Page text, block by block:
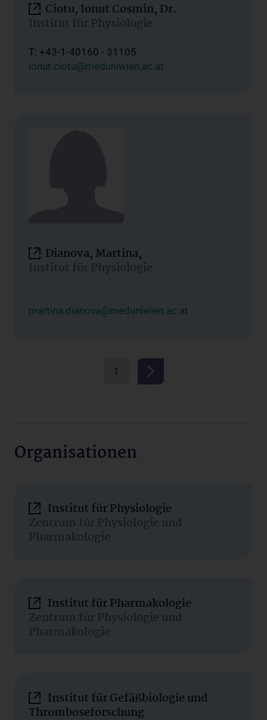
Ciotu, Ionut Cosmin, Dr.
Institut für Physiologie
T: +43-1-40160 - 31105
ionut.ciotu@meduniwien.ac.at
Dianova, Martina,
Institut für Physiologie
martina.dianova@meduniwien.ac.at
1
Organisationen
Institut für Physiologie
Zentrum für Physiologie und
Pharmakologie
Institut für Pharmakologie
Zentrum für Physiologie und
Pharmakologie
Institut für Gefäßbiologie und
Thromboseforschung